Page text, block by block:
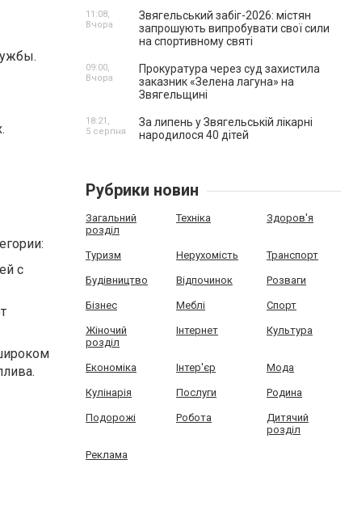
с
Звягельський забіг-2026: містян
запрошують випробувати свої сили
на спортивному святі
11:08,
Вчора
Прокуратура через суд захистила
заказник «Зелена лагуна» на
Звягельщині
09:00,
Вчора
За липень у Звягельській лікарні
народилося 40 дітей
18:21,
5 серпня
Рубрики новин
Загальний
розділ
Техніка Здоров'я
Туризм Нерухомість Транспорт
Будівництво Відпочинок Розваги
Бізнес Меблі Спорт
Жіночий
розділ
Інтернет Культура
Економіка Інтер'єр Мода
Кулінарія Послуги Родина
Подорожі Робота
Дитячий
розділ
Реклама